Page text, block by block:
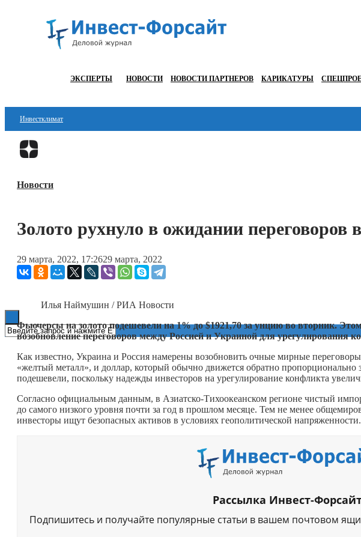
ЭКСПЕРТЫ НОВОСТИ НОВОСТИ ПАРТНЕРОВ КАРИКАТУРЫ
Инвестклимат
Финансы
Блокчейн
ESG
Новости
Золото рухнуло в ожидании переговоров
29 марта, 2022, 17:2629 марта, 2022
Илья Наймушин / РИА Новости
Фьючерсы на золото подешевели на 1% до $1921,70 за унцию во вторник.
возобновление переговоров между Россией и Украиной для урегулирования
Как известно, Украина и Россия намерены возобновить очные мирные
«желтый металл», и доллар, который обычно движется обратно пропорционально
подешевели, поскольку надежды инвесторов на урегулирование конфликта
Согласно официальным данным, в Азиатско-Тихоокеанском регионе чистый
до самого низкого уровня почти за год в прошлом месяце. Тем не менее
инвесторы ищут безопасных активов в условиях геополитической напряженности.
Рассылка Инвест-
Подпишитесь и получайте популярные статьи в вашем почтовом